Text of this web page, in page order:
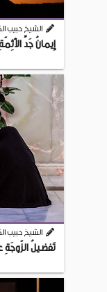
الشيخ حبيب
إِيمانُ جَدِّ
الشيخ حبيب
تَفضيلُ الزّوجَةِ